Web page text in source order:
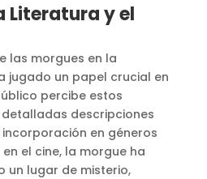
Literatura y el
las morgues en la
jugado un papel crucial en
percibe estos
descripciones
en géneros
el cine, la morgue ha
un lugar de misterio,